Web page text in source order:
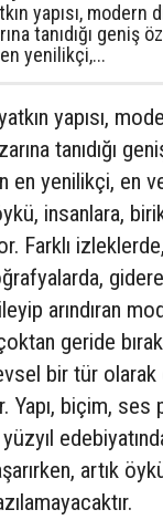
yapısı, modern
tanıdığı geniş
yenilikçi,...
yapısı,
tanıdığı
en yenilikçi, en
insanlara,
Farklı
arındıran
geride
bir tür
Yapı, biçim,
artık